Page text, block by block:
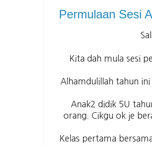
Permulaan Sesi
Kita dah mula sesi
Alhamdulillah tahun
Anak2 didik 5U
orang. Cikgu ok je
Kelas pertama